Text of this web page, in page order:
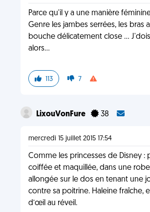
Parce qu'il y a une manière
Genre les jambes serrées, les bras
bouche délicatement close ...
alors...
113 7
LixouVonFure 38
mercredi 15 juillet 2015 17:54
Comme les princesses de Disney :
coiffée et maquillée, dans une
allongée sur le dos en tenant une
contre sa poitrine. Haleine fraîche,
d’œil au réveil.